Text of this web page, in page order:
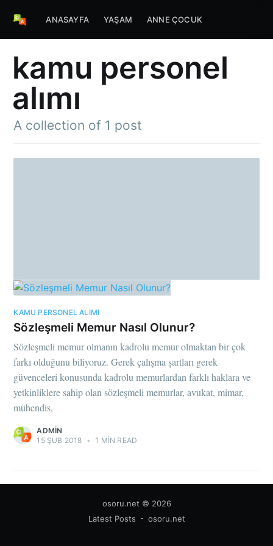
ANASAYFA YAŞAM ANNE ÇOCUK
kamu personel
alımı
A collection of 1 post
KAMU PERSONEL ALIMI
Sözleşmeli Memur Nasıl Olunur?
Sözleşmeli memur olmanın kadrolu memur olmaktan bir çok
farkı olduğunu biliyoruz. Gerek çalışma şartları gerek
güvenceleri konusunda kadrolu memurlardan farklı haklara ve
yetkinliklere sahip olan sözleşmeli memurlar, avukat, mimar,
mühendis,
ADMIN
15 ŞUB 2018 • 1 MIN READ
osoru.net © 2026
Latest Posts
osoru.net